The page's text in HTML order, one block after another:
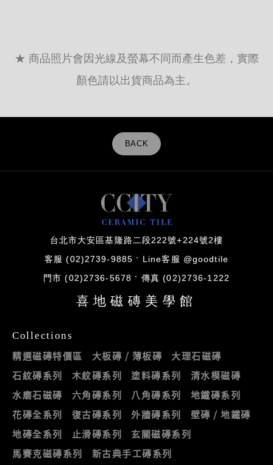
★ 商品照片會因光線及螢幕不同而產生色差，實際
顏色請以出貨商品為主。
BACK
台北市大安區基隆路二段222號+224號2樓
客服 (02)2739-9885 Line客服 @goodtile
門市 (02)2736-5678 傳真 (02)2736-1222
喜地磁磚美學館
Collections
精選磁磚特價區 大板磚 / 薄板磚
大理石磁磚
石紋磚系列
木紋磚系列 塗料磚系列
清水模磁磚
水磨石磁磚
六角磚系列 八角磚系列
地鐵磚系列
花磚全系列
復古磚系列 外牆磚系列
壁磚 / 地鐵磚
地磚全系列
止滑磚系列
玄關磁磚系列
馬賽克磁磚系列
新古典手工磚系列